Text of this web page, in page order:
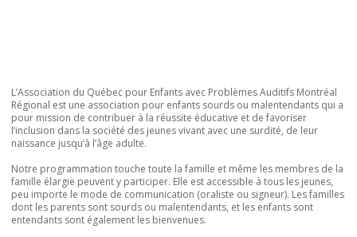
L’Association du Québec pour Enfants avec Problèmes Auditifs Montréal
Régional est une association pour enfants sourds ou malentendants qui a
pour mission de contribuer à la réussite éducative et de favoriser
l’inclusion dans la société des jeunes vivant avec une surdité, de leur
naissance jusqu’à l’âge adulte.
Notre programmation touche toute la famille et même les membres de la
famille élargie peuvent y participer. Elle est accessible à tous les jeunes,
peu importe le mode de communication (oraliste ou signeur). Les familles
dont les parents sont sourds ou malentendants, et les enfants sont
entendants sont également les bienvenues.